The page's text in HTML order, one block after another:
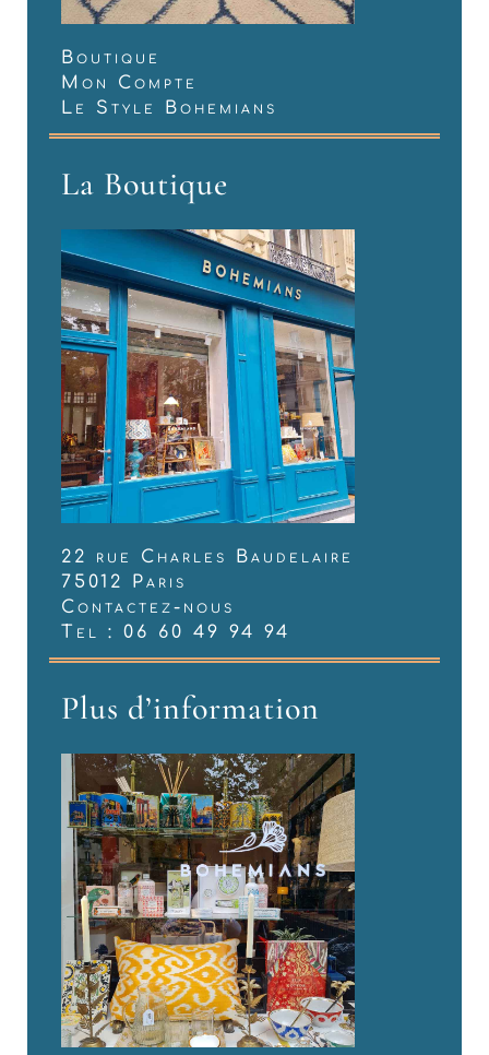
Boutique
Mon Compte
Le Style Bohemians
La Boutique
22 rue Charles Baudelaire
75012 Paris
Contactez-nous
Tel : 06 60 49 94 94
Plus d’information